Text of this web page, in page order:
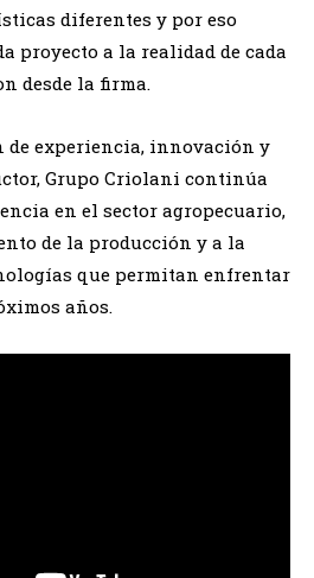
diferentes y por eso
proyecto a la realidad de cada
desde la firma.
de experiencia, innovación y
Grupo Criolani continúa
en el sector agropecuario,
de la producción y a la
que permitan enfrentar
años.